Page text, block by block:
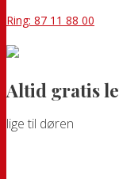
Ring: 87 11 88 00
Altid gratis
lige til døren